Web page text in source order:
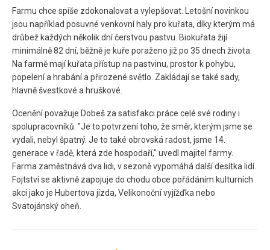
Farmu chce spíše zdokonalovat a vylepšovat. Letošní novinkou
jsou například posuvné venkovní haly pro kuřata, díky kterým má
drůbež každých několik dní čerstvou pastvu. Biokuřata žijí
minimálně 82 dní, běžně je kuře poraženo již po 35 dnech života.
Na farmě mají kuřata přístup na pastvinu, prostor k pohybu,
popelení a hrabání a přirozené světlo. Zakládají se také sady,
hlavně švestkové a hruškové.
Ocenění považuje Dobeš za satisfakci práce celé své rodiny i
spolupracovníků. "Je to potvrzení toho, že směr, kterým jsme se
vydali, nebyl špatný. Je to také obrovská radost, jsme 14.
generace v řadě, která zde hospodaří," uvedl majitel farmy.
Farma zaměstnává dva lidi, v sezoně vypomáhá další desítka lidí.
Fojtství se aktivně zapojuje do chodu obce pořádáním kulturních
akcí jako je Hubertova jízda, Velikonoční vyjížďka nebo
Svatojánský oheň.